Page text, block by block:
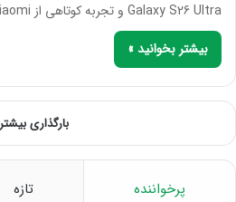
Galaxy S26 Ultra و تجربه کوتاهی از Xiaomi…
بیشتر بخوانید »
بارگذاری بیشتر
پرخواننده تازه